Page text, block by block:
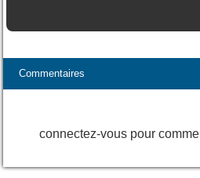
Commentaires
connectez-vous pour